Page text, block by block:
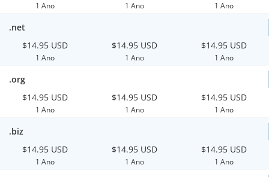
1 Ano 1 Ano 1 Ano
.net
$14.95 USD
1 Ano
$14.95 USD
1 Ano
$14.95 USD
1 Ano
.org
$14.95 USD
1 Ano
$14.95 USD
1 Ano
$14.95 USD
1 Ano
.biz
$14.95 USD
1 Ano
$14.95 USD
1 Ano
$14.95 USD
1 Ano